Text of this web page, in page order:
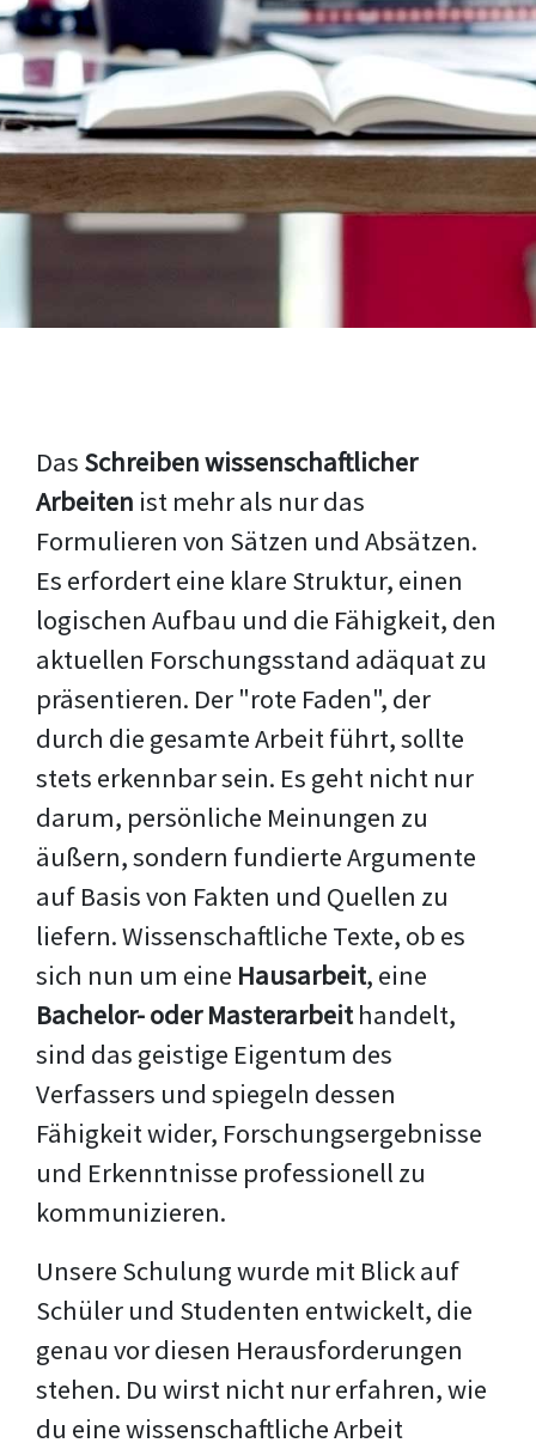
Das Schreiben wissenschaftlicher
Arbeiten ist mehr als nur das
Formulieren von Sätzen und Absätzen.
Es erfordert eine klare Struktur, einen
logischen Aufbau und die Fähigkeit, den
aktuellen Forschungsstand adäquat zu
präsentieren. Der "rote Faden", der
durch die gesamte Arbeit führt, sollte
stets erkennbar sein. Es geht nicht nur
darum, persönliche Meinungen zu
äußern, sondern fundierte Argumente
auf Basis von Fakten und Quellen zu
liefern. Wissenschaftliche Texte, ob es
sich nun um eine Hausarbeit, eine
Bachelor- oder Masterarbeithandelt,
sind das geistige Eigentum des
Verfassers und spiegeln dessen
Fähigkeit wider, Forschungsergebnisse
und Erkenntnisse professionell zu
kommunizieren.
Unsere Schulung wurde mit Blick auf
Schüler und Studenten entwickelt, die
genau vor diesen Herausforderungen
stehen. Du wirst nicht nur erfahren, wie
du eine wissenschaftliche Arbeit